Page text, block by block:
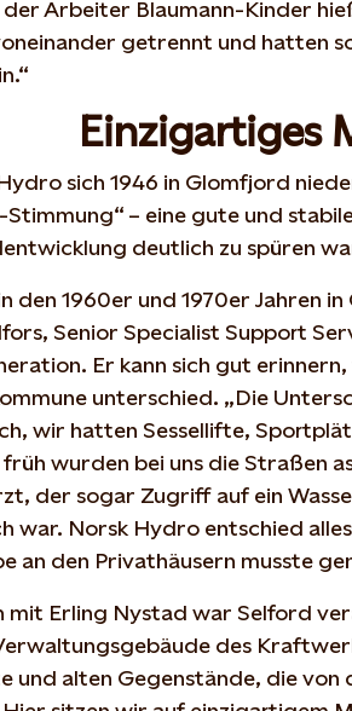
Arbeiter Blaumann-Kinder
getrennt und hatten
Einzigartiges
sich 1946 in Glomfjord
Stimmung“ – eine gute und
deutlich zu spüren
den 1960er und 1970er Jahren
Senior Specialist Support
Er kann sich gut
unterschied. „Die
wir hatten Sessellifte,
früh wurden bei uns die Straßen
der sogar Zugriff auf ein
war. Norsk Hydro entschied
an den Privathäusern musste
mit Erling Nystad war Selford
des
und alten Gegenstände, die